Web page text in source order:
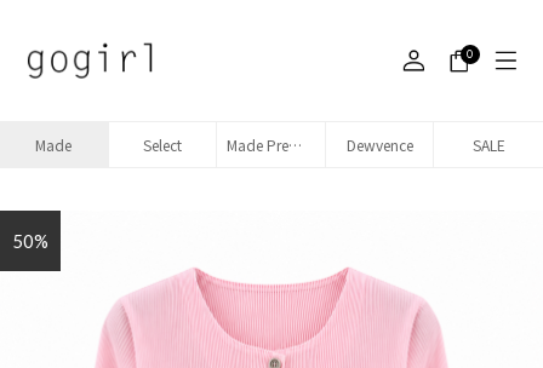
0
Made Select Made Premium denim Dewvence SALE
50%